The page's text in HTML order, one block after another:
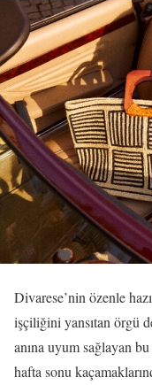
Divarese’nin özenle
işçiliğini yansıtan örgü
anına uyum sağlayan
hafta sonu